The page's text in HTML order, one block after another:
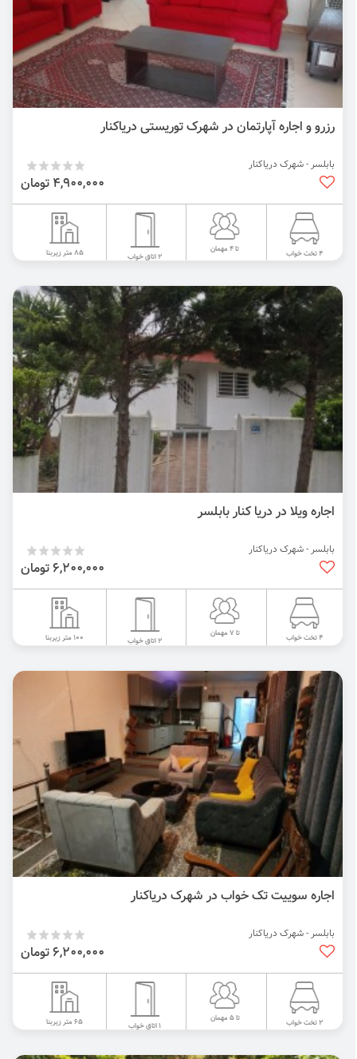
رزرو و اجاره آپارتمان در شهرک توریستی دریاکنار
بابلسر - شهرک دریاکنار
4,900,000 تومان
4 تخت خواب تا 4 مهمان
2 اتاق خواب 85 متر زیربنا
اجاره ویلا در دریا کنار بابلسر
بابلسر - شهرک دریاکنار
6,200,000 تومان
4 تخت خواب تا 7 مهمان
2 اتاق خواب 100 متر زیربنا
اجاره سوییت تک خواب در شهرک دریاکنار
بابلسر - شهرک دریاکنار
6,200,000 تومان
2 تخت خواب تا 5 مهمان
1 اتاق خواب 65 متر زیربنا